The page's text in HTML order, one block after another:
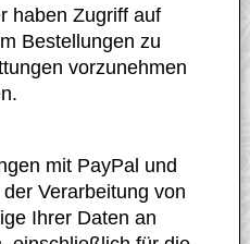
haben Zugriff auf
Bestellungen zu
vorzunehmen
mit PayPal und
Verarbeitung von
Ihrer Daten an